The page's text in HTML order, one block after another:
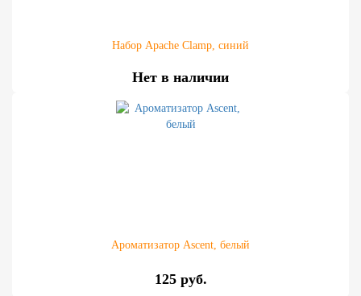
Набор Apache Clamp, синий
Нет в наличии
Ароматизатор Ascent, белый
125 руб.